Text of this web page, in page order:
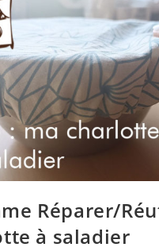
À
Pain En
Réparer/
à saladier